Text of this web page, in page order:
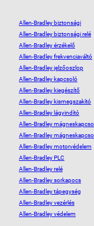
Allen-Bradley biztonsági
Allen-Bradley biztonsági relé
Allen-Bradley érzékelő
Allen-Bradley frekvenciaváltó
Allen-Bradley jelzőoszlop
Allen-Bradley kapcsoló
Allen-Bradley kiegészítő
Allen-Bradley kismegszakító
Allen-Bradley lágyindító
Allen-Bradley
Allen-Bradley
Allen-Bradley motorvédelem
Allen-Bradley PLC
Allen-Bradley relé
Allen-Bradley sorkapocs
Allen-Bradley tápegység
Allen-Bradley vezérlés
Allen-Bradley védelem